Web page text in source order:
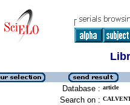
Database : article
Search on :